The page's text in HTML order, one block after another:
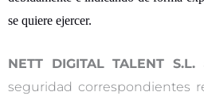
se quiere ejercer.
NETT DIGITAL TALENT S.L.
seguridad correspondientes